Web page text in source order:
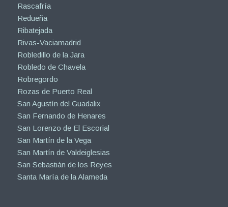
Rascafría
Redueña
Ribatejada
Rivas-Vaciamadrid
Robledillo de la Jara
Robledo de Chavela
Robregordo
Rozas de Puerto Real
San Agustín del Guadalix
San Fernando de Henares
San Lorenzo de El Escorial
San Martín de la Vega
San Martín de Valdeiglesias
San Sebastián de los Reyes
Santa María de la Alameda